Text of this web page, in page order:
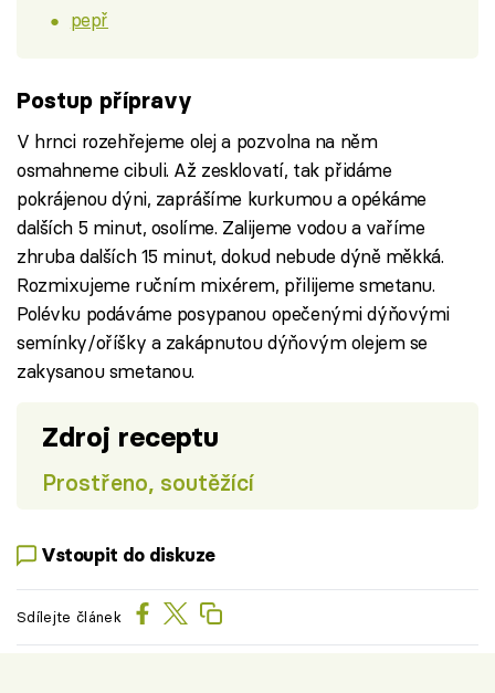
pepř
Postup přípravy
V hrnci rozehřejeme olej a pozvolna na něm
osmahneme cibuli. Až zesklovatí, tak přidáme
pokrájenou dýni, zaprášíme kurkumou a opékáme
dalších 5 minut, osolíme. Zalijeme vodou a vaříme
zhruba dalších 15 minut, dokud nebude dýně měkká.
Rozmixujeme ručním mixérem, přilijeme smetanu.
Polévku podáváme posypanou opečenými dýňovými
semínky/oříšky a zakápnutou dýňovým olejem se
zakysanou smetanou.
Zdroj receptu
Prostřeno, soutěžící
Vstoupit do diskuze
Sdílejte článek